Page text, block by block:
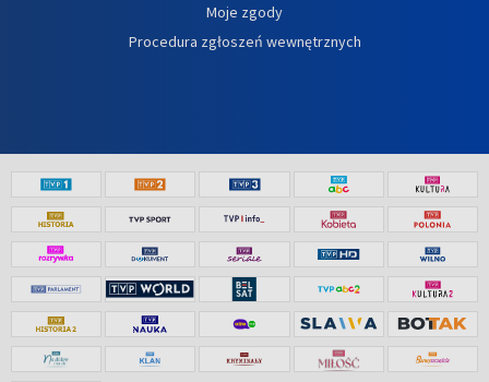
Moje zgody
Procedura zgłoszeń wewnętrznych